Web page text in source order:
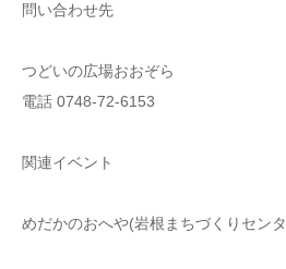
問い合わせ先
つどいの広場おおぞら
電話 0748-72-6153
関連イベント
めだかのおへや(岩根まちづくりセン